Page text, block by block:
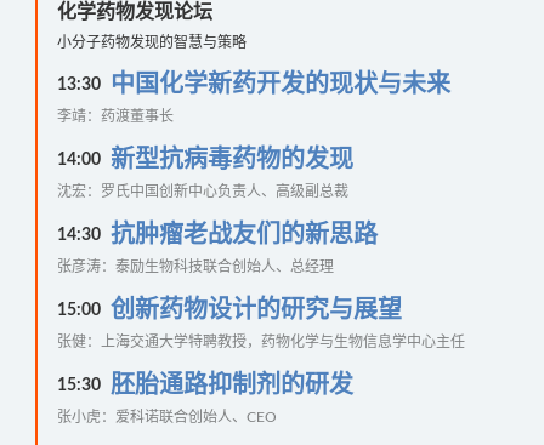
化学药物发现论坛
小分子药物发现的智慧与策略
13:30 中国化学新药开发的现状与未来
李靖：药渡董事长
14:00 新型抗病毒药物的发现
沈宏：罗氏中国创新中心负责人、高级副总裁
14:30 抗肿瘤老战友们的新思路
张彦涛：泰励生物科技联合创始人、总经理
15:00 创新药物设计的研究与展望
张健：上海交通大学特聘教授，药物化学与生物信息学中心主任
15:30 胚胎通路抑制剂的研发
张小虎：爱科诺联合创始人、CEO